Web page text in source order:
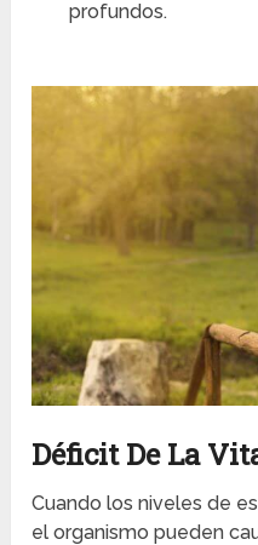
profundos.
Déficit De La
Cuando los niveles de
el organismo pueden